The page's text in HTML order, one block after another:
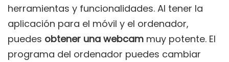
herramientas y funcionalidades. Al tener la
aplicación para el móvil y el ordenador,
puedes obtener una webcam muy potente. El
programa del ordenador puedes cambiar